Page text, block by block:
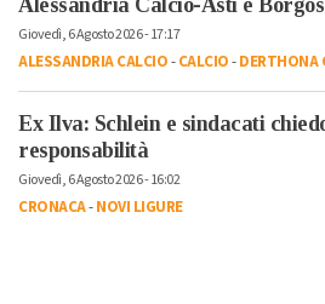
Alessandria Calcio-Asti e
Giovedì, 6 Agosto 2026 - 17:17
ALESSANDRIA CALCIO-CALCIO-DERTHONA
Ex Ilva: Schlein e sindacati
responsabilità
Giovedì, 6 Agosto 2026 - 16:02
CRONACA-NOVI LIGURE